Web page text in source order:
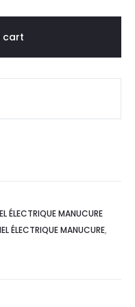
cart
ÉLECTRIQUE MANUCURE
ÉLECTRIQUE MANUCURE,